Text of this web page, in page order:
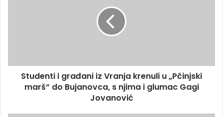
Studenti i građani iz Vranja krenuli u „Pčinjski
marš“ do Bujanovca, s njima i glumac Gagi
Jovanović